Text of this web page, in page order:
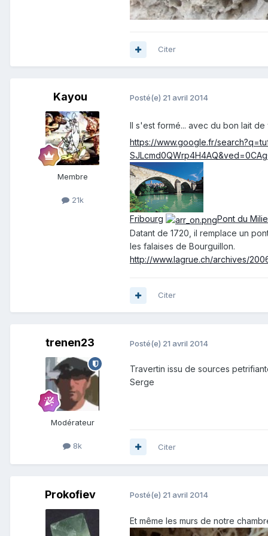
Citer
Kayou
Membre
21k
Posté(e) 21 avril 2014
Il s'est formé... avec du bon lait de
https://www.google.fr/
Fribourg
Pont du
Datant de 1720, il remplace un
les falaises de Bourguillon.
http://www.lagrue.ch/archives/
Citer
trenen23
Modérateur
8k
Posté(e) 21 avril 2014
Travertin issu de sources
Serge
Citer
Prokofiev Posté(e) 21 avril 2014
Et même les murs de notre